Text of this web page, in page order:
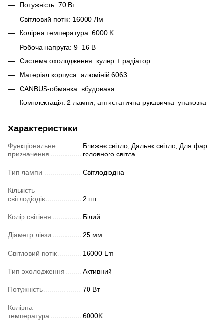
Потужність: 70 Вт
Світловий потік: 16000 Лм
Колірна температура: 6000 K
Робоча напруга: 9–16 В
Система охолодження: кулер + радіатор
Матеріал корпуса: алюміній 6063
CANBUS-обманка: вбудована
Комплектація: 2 лампи, антистатична рукавичка, упаковка
Характеристики
Функціональне
призначення
Ближнє світло, Дальнє світло, Для фар
головного світла
Тип лампи Світлодіодна
Кількість
світлодіодів
2 шт
Колір світіння Білий
Діаметр лінзи 25 мм
Світловий потік 16000 Lm
Тип охолодження Активний
Потужність 70 Вт
Колірна
температура
6000K